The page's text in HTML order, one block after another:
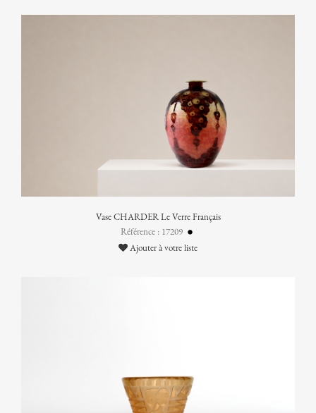
Vase CHARDER Le Verre Français
Référence : 17209
Ajouter à votre liste